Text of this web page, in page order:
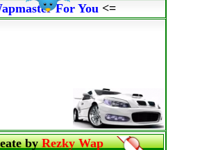
For You <=
byRezky Wap